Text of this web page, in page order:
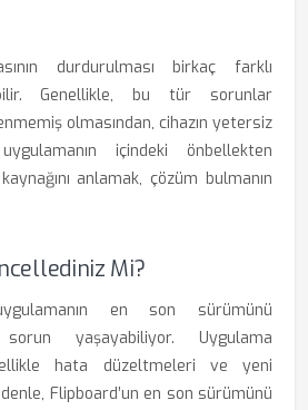
durdurulması birkaç farklı
Genellikle, bu tür sorunlar
olmasından, cihazın yetersiz
içindeki önbellekten
anlamak, çözüm bulmanın
Mi?
en son sürümünü
yaşayabiliyor. Uygulama
hata düzeltmeleri ve yeni
Flipboard’un en son sürümünü